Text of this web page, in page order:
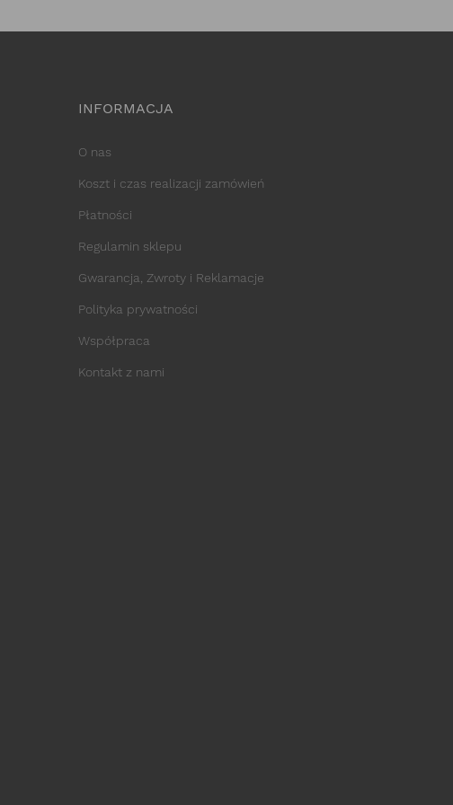
INFORMACJA
O nas
Koszt i czas realizacji zamówień
Płatności
Regulamin sklepu
Gwarancja, Zwroty i Reklamacje
Polityka prywatności
Współpraca
Kontakt z nami